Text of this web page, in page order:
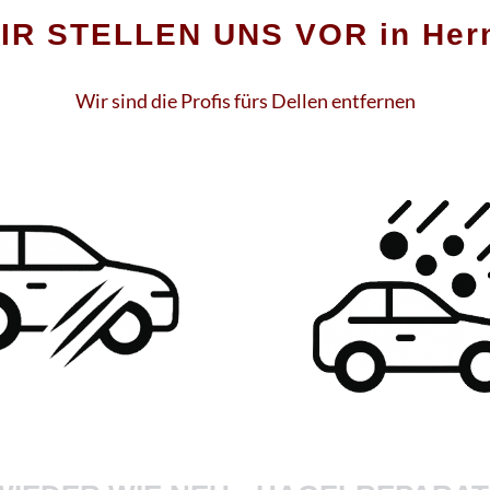
STELLEN UNS VOR in
Wir sind die Profis fürs Dellen entfernen